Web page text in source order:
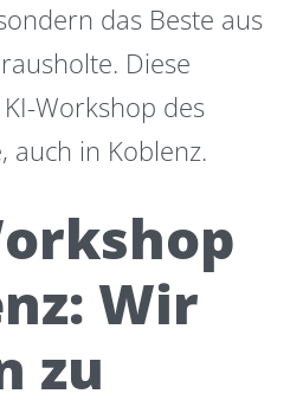
das Beste aus
Diese
Workshop des
auch in Koblenz.
Wir
zu